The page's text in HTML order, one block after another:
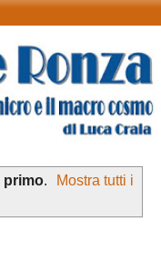
primo.
Mostra tutti i